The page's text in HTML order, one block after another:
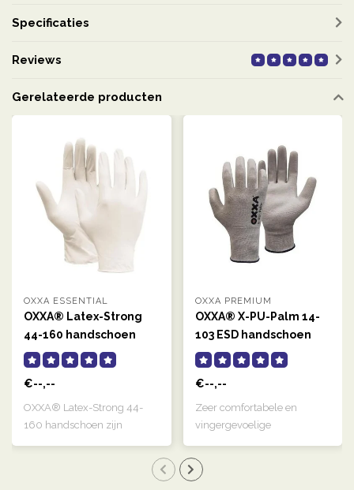
Specificaties
Reviews
Gerelateerde producten
OXXA ESSENTIAL
OXXA® Latex-Strong
44-160 handschoen
€--,--
OXXA® Latex-Strong 44-
160 handschoen zijn
OXXA PREMIUM
OXXA® X-PU-Palm 14-
103 ESD handschoen
€--,--
Zeer comfortabele en
vingergevoelige